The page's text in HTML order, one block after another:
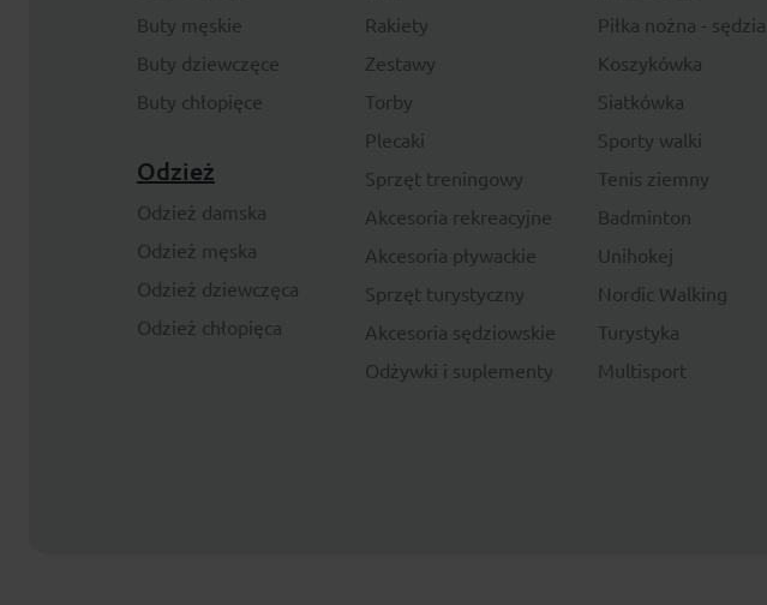
Buty męskie
Buty dziewczęce
Buty chłopięce
Odzież
Odzież damska
Odzież męska
Odzież dziewczęca
Odzież chłopięca
Rakiety
Zestawy
Torby
Plecaki
Sprzęt treningowy
Akcesoria rekreacyjne
Akcesoria pływackie
Sprzęt turystyczny
Akcesoria sędziowskie
Odżywki i suplementy
Piłka nożna - sędzia
Koszykówka
Siatkówka
Sporty walki
Tenis ziemny
Badminton
Unihokej
Nordic Walking
Turystyka
Multisport